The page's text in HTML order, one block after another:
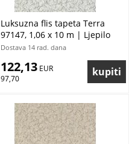
Luksuzna flis tapeta Terra
97147, 1,06 x 10 m | Ljepilo
besplatno
Dostava 14 rad. dana
122,13 EUR
97,70